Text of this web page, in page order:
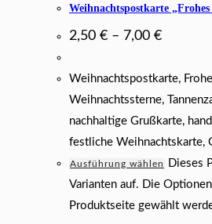
Weihnachtspostkarte „Frohes
2,50 € – 7,00 €
Weihnachtspostkarte,
Weihnachtssterne,
nachhaltige Grußkarte,
festliche Weihnachtskarte,
Ausführung wählen
Dieses
Varianten auf. Die
Produktseite gewählt